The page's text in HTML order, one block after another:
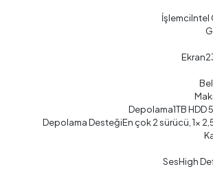
İşlemciIntel
Depolama1TB HDD
Depolama DesteğiEn çok 2 sürücü, 1x 2,5
SesHigh